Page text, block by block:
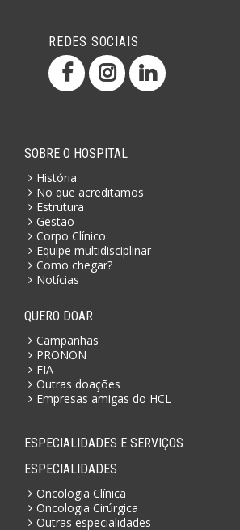
REDES SOCIAIS
SOBRE O HOSPITAL
História
No que acreditamos
Estrutura
Gestão
Corpo Clínico
Equipe multidisciplinar
Como chegar?
Notícias
QUERO DOAR
Campanhas
PRONON
FIA
Outras doações
Empresas amigas do HCL
ESPECIALIDADES E SERVIÇOS
ESPECIALIDADES
Oncologia Clínica
Oncologia Cirúrgica
Outras especialidades